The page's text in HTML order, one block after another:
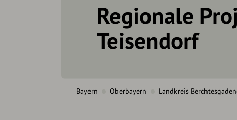
Regionale
Teisendorf
Bayern Oberbayern Landkreis